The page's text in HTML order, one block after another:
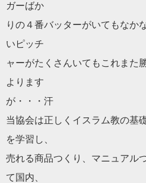
ガーばか
りの４番バッターがいてもなか
いピッチ
ャーがたくさんいてもこれまた
より ます
が・・・汗
当協会は正しくイスラム教の基礎
を学習し、
売れる商品つくり、マニュアル
て国内、